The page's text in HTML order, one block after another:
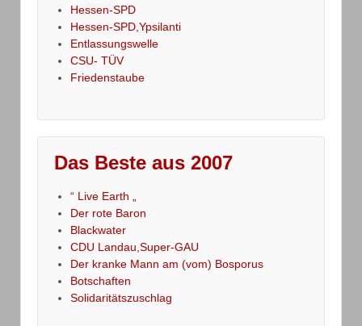
Hessen-SPD
Hessen-SPD,Ypsilanti
Entlassungswelle
CSU- TÜV
Friedenstaube
Das Beste aus 2007
“ Live Earth „
Der rote Baron
Blackwater
CDU Landau,Super-GAU
Der kranke Mann am (vom) Bosporus
Botschaften
Solidaritätszuschlag